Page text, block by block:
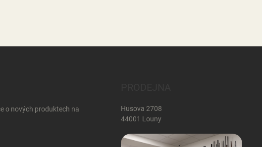
o nových produktech na
Husova 2708
44001 Louny